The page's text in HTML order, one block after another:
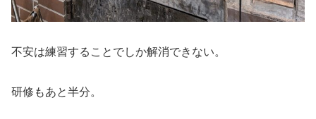
不安は練習することでしか解消できない。
研修もあと半分。